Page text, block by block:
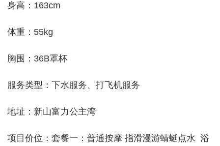
身高：163cm
体重：55kg
胸围：36B罩杯
服务类型：下水服务、打飞机服务
地址：新山富力公主湾
项目价位：套餐一：普通按摩 指滑漫游蜻蜓点水 浴